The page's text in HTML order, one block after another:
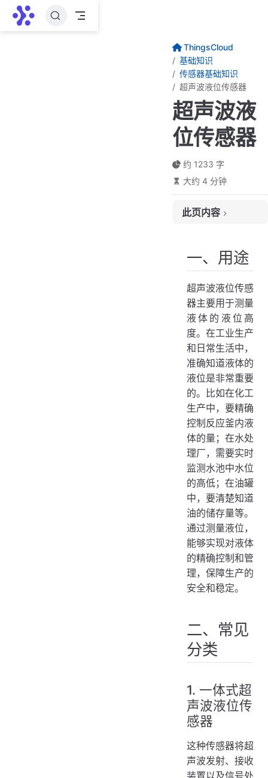
跳至主要內容
ThingsCloud
基础知识
传感器基础知识
超声波液位传感器
超声波液
位传感器
约 1233 字
大约 4 分钟
此页内容
二、常见分类
三、技术原理
四、应用场景
1. 工业领域
2. 水处理行业
五、使用举例
一、用途
超声波液位传感
器主要用于测量
液体的液位高
度。在工业生产
和日常生活中，
准确知道液体的
液位是非常重要
的。比如在化工
生产中，要精确
控制反应釜内液
体的量；在水处
理厂，需要实时
监测水池中水位
的高低；在油罐
中，要清楚知道
油的储存量等。
通过测量液位，
能够实现对液体
的精确控制和管
理，保障生产的
安全和稳定。
二、常见
分类
1. 一体式超
声波液位传
感器
这种传感器将超
声波发射、接收
装置以及信号处